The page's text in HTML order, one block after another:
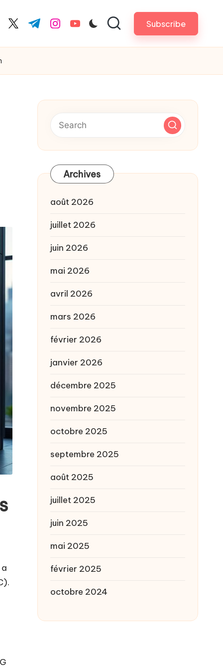
twitter.com
t.me instagram.com
youtube.com Subscribe
Archives
août 2026
juillet 2026
juin 2026
mai 2026
avril 2026
mars 2026
février 2026
janvier 2026
décembre 2025
novembre 2025
octobre 2025
septembre 2025
août 2025
juillet 2025
juin 2025
mai 2025
février 2025
octobre 2024